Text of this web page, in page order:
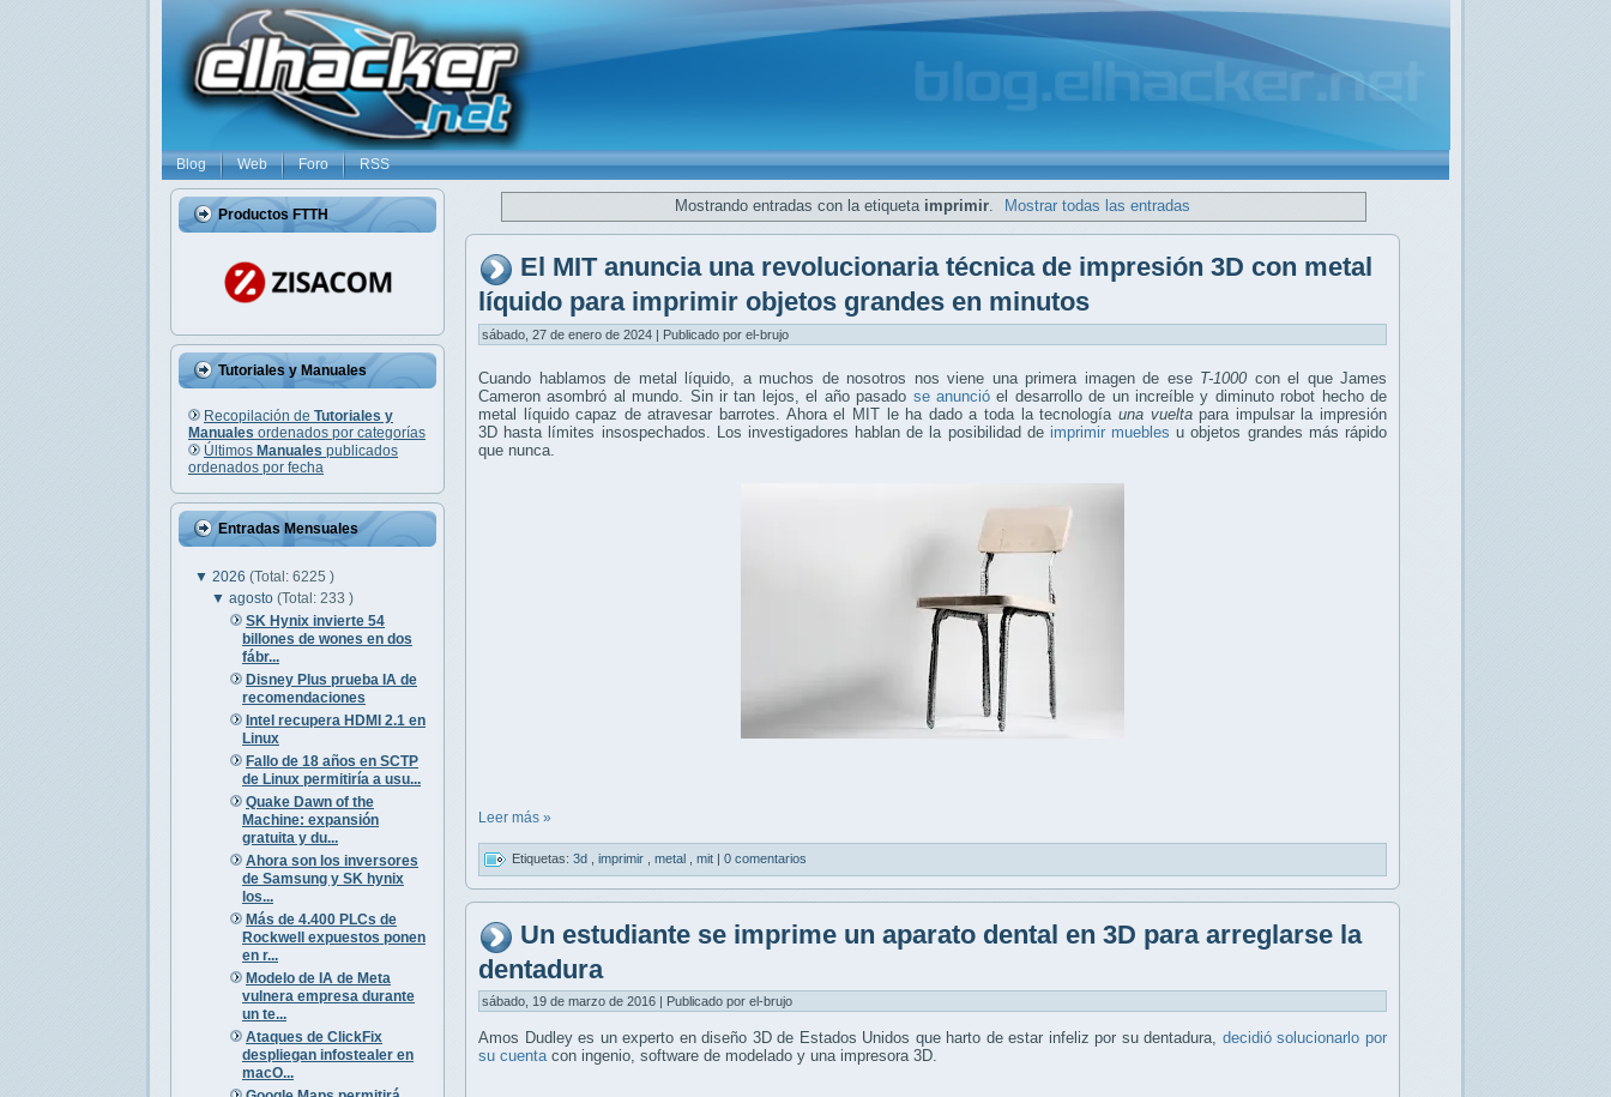
Blog Web Foro RSS
Productos FTTH
Tutoriales y Manuales
Recopilación de Tutoriales y
Manuales ordenados por categorías
Últimos Manuales publicados
ordenados por fecha
Entradas Mensuales
▼ 2026 (Total: 6225 )
▼agosto(Total: 233 )
SK Hynix invierte 54
billones de wones en dos
fábr...
Disney Plus prueba IA de
recomendaciones
Intel recupera HDMI 2.1 en
Linux
Fallo de 18 años en SCTP
de Linux permitiría a usu...
Quake Dawn of the
Machine: expansión
gratuita y du...
Ahora son los inversores
de Samsung y SK hynix
los...
Más de 4.400 PLCs de
Rockwell expuestos ponen
en r...
Modelo de IA de Meta
vulnera empresa durante
un te...
Ataques de ClickFix
despliegan infostealer en
macO...
Mostrando entradas con la etiqueta imprimir. Mostrar todas las entradas
El MIT anuncia una revolucionaria técnica de impresión 3D con metal
líquido para imprimir objetos grandes en minutos
sábado, 27 de enero de 2024 | Publicado por el-brujo
Cuando hablamos de metal líquido, a muchos de nosotros nos viene una primera imagen de ese T-1000 con el que James
Cameron asombró al mundo. Sin ir tan lejos, el año pasado se anuncióel desarrollo de un increíble y diminuto robot hecho de
metal líquido capaz de atravesar barrotes. Ahora el MIT le ha dado a toda la tecnología una vueltapara impulsar la impresión
3D hasta límites insospechados. Los investigadores hablan de la posibilidad de imprimir muebles u objetos grandes más rápido
que nunca.
Leer más »
Etiquetas: 3d imprimir metal mit | 0 comentarios
Un estudiante se imprime un aparato dental en 3D para arreglarse la
dentadura
sábado, 19 de marzo de 2016 | Publicado por el-brujo
Amos Dudley es un experto en diseño 3D de Estados Unidos que harto de estar infeliz por su dentadura, decidió solucionarlo por
su cuentacon ingenio, software de modelado y una impresora 3D.